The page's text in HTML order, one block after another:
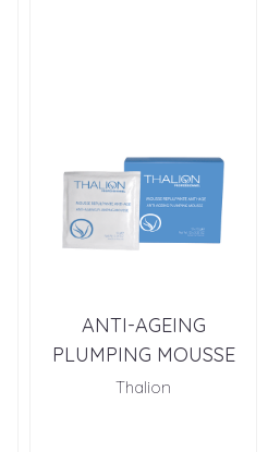
ANTI-AGEING
PLUMPING MOUSSE
(12 X 10 G) PRO
Thalion